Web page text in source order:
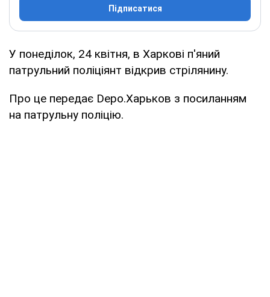
Підписатися
У понеділок, 24 квітня, в Харкові п'яний
патрульний поліціянт відкрив стрілянину.
Про це передає Depo.Харьков з посиланням
на патрульну поліцію.